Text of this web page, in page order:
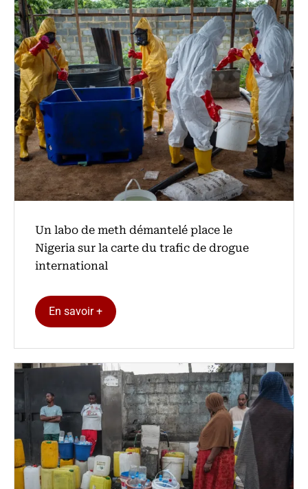
Un labo de meth démantelé place le
Nigeria sur la carte du trafic de drogue
international
En savoir +